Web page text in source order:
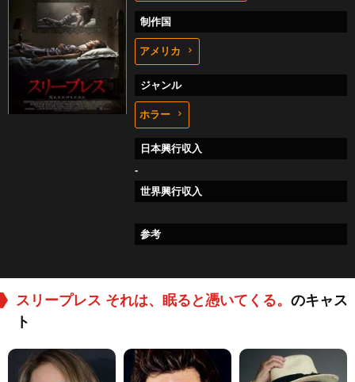
制作国
アメリカ
ジャンル
ホラー
日本興行収入
-
世界興行収入
参考
スリープレス それは、眠ると憑いてくる。 のキャス
ト